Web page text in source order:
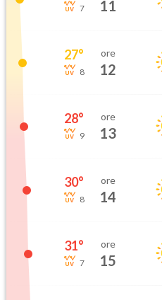
7 11
27°
8
ore
12
28°
9
ore
13
30°
8
ore
14
31°
7
ore
15